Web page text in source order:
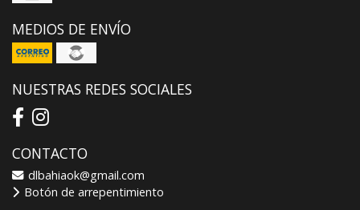
MEDIOS DE ENVÍO
NUESTRAS REDES SOCIALES
CONTACTO
dlbahiaok@gmail.com
Botón de arrepentimiento